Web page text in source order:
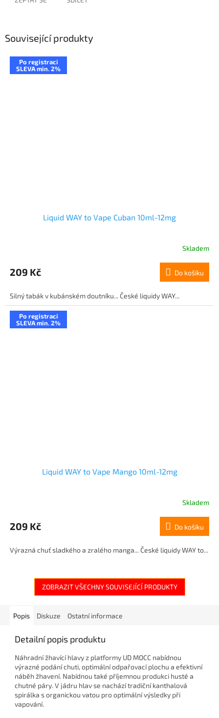
Související produkty
Po registraci
SLEVA min. 2%
Liquid WAY to Vape Cuban 10ml-12mg
Skladem
209 Kč Do košíku
Silný tabák v kubánském doutníku... České liquidy WAY...
Po registraci
SLEVA min. 2%
Liquid WAY to Vape Mango 10ml-12mg
Skladem
209 Kč Do košíku
Výrazná chuť sladkého a zralého manga... České liquidy WAY to...
ZOBRAZIT VŠECHNY SOUVISEJÍCÍ PRODUKTY
Popis Diskuze Ostatní informace
Detailní popis produktu
Náhradní žhavící hlavy z platformy UD MOCC nabídnou
výrazné podání chuti, optimální odpařovací plochu a efektivní
náběh žhavení. Nabídnou také příjemnou produkci husté a
chutné páry. V jádru hlav se nachází tradiční kanthalová
spirálka s organickou vatou pro optimální výsledky při
vapování.